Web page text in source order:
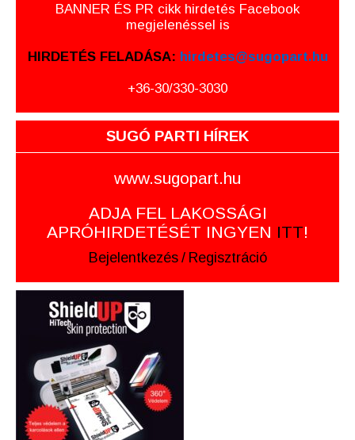
BANNER ÉS PR cikk hirdetés Facebook
megjelenéssel is
HIRDETÉS FELADÁSA: hirdetes@sugopart.hu
+36-30/330-3030
SUGÓ PARTI HÍREK
www.sugopart.hu
ADJA FEL LAKOSSÁGI
APRÓHIRDETÉSÉT INGYEN ITT!
Bejelentkezés / Regisztráció